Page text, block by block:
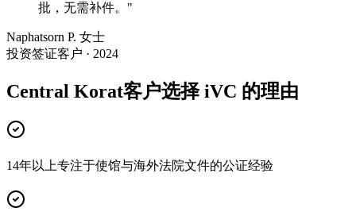
批，无需补件。 "
Naphatsorn P. 女士
投资签证客户 · 2024
Central Korat客户选择 iVC 的理由
14年以上专注于使馆与海外法院文件的公证经验